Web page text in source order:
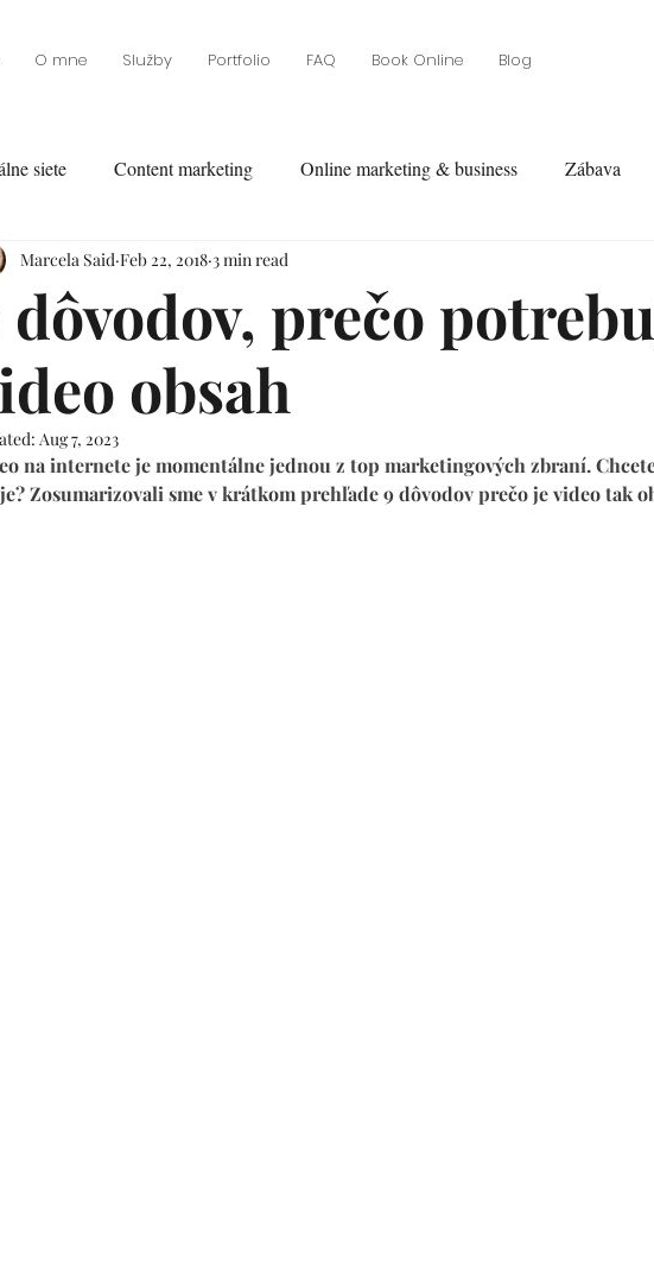
O mne Služby Portfolio FAQ Book Online Blog
siete Content marketing Online marketing & business Zábava
dôvodov, prečo
obsah
Marcela Said Feb 22, 2018 3 min read
Aug 7, 2023
na internete je momentálne jednou z top marketingových zbraní.
Zosumarizovali sme v krátkom prehľade 9 dôvodov prečo je video tak